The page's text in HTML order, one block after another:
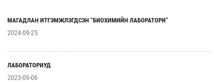
МАГАДЛАН ИТГЭМЖЛЭГДСЭН “БИОХИМИЙН ЛАБОРАТОРИ”
2024-09-25
ЛАБОРАТОРИУД
2023-09-06